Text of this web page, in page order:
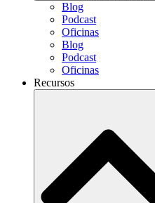
Blog
Podcast
Oficinas
Blog
Podcast
Oficinas
Recursos